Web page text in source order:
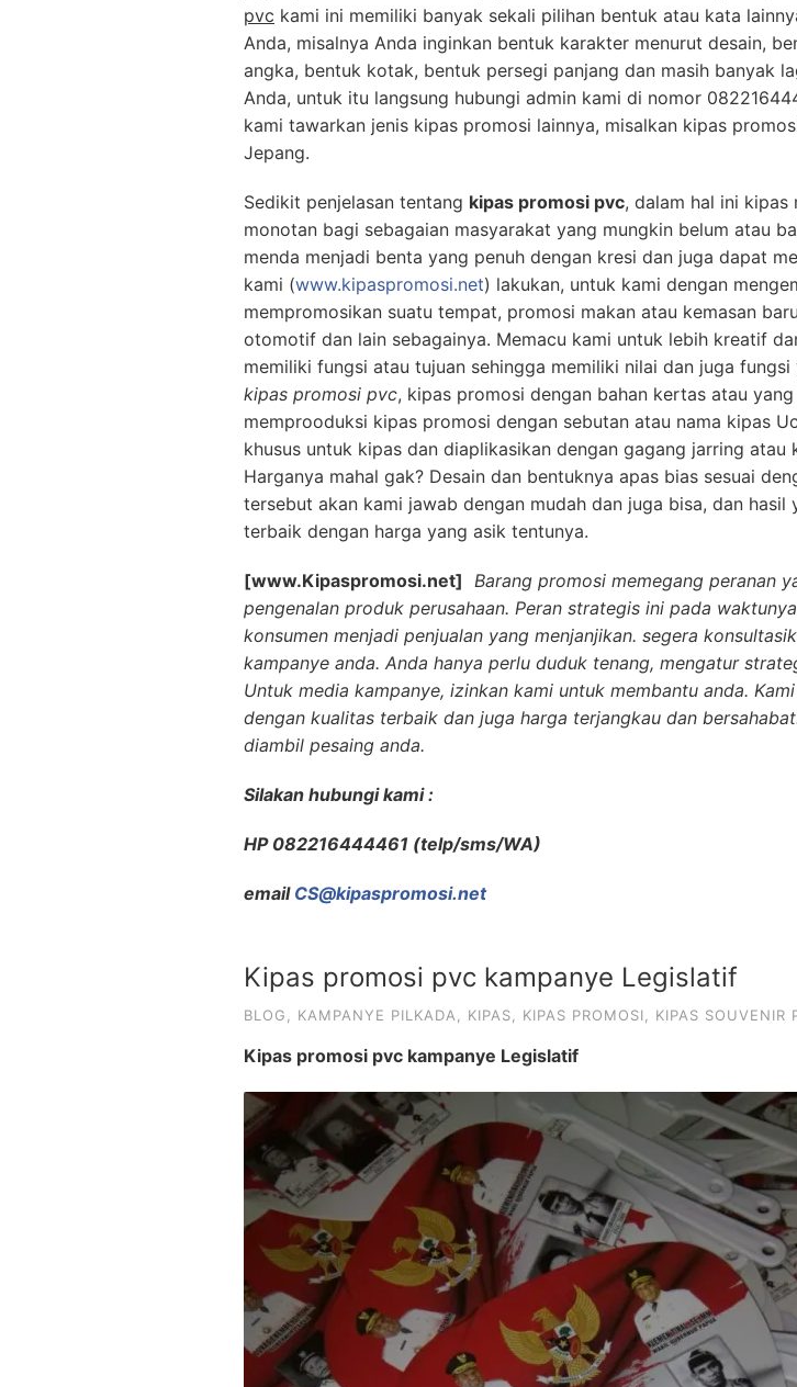
pvc kami ini memiliki banyak sekali pilihan bentuk atau kata
Anda, misalnya Anda inginkan bentuk karakter menurut desain,
angka, bentuk kotak, bentuk persegi panjang dan masih banyak
Anda, untuk itu langsung hubungi admin kami di nomor
kami tawarkan jenis kipas promosi lainnya, misalkan kipas
Jepang.
Sedikit penjelasan tentang kipas promosi pvc, dalam hal ini kipas
monotan bagi sebagaian masyarakat yang mungkin belum atau
menda menjadi benta yang penuh dengan kresi dan juga dapat
kami (www.kipaspromosi.net) lakukan, untuk kami dengan
mempromosikan suatu tempat, promosi makan atau kemasan
otomotif dan lain sebagainya. Memacu kami untuk lebih kreatif
memiliki fungsi atau tujuan sehingga memiliki nilai dan juga
kipas promosi pvc, kipas promosi dengan bahan kertas atau
memprooduksi kipas promosi dengan sebutan atau nama kipas
khusus untuk kipas dan diaplikasikan dengan gagang jarring
Harganya mahal gak? Desain dan bentuknya apas bias sesuai
tersebut akan kami jawab dengan mudah dan juga bisa, dan
terbaik dengan harga yang asik tentunya.
[www.Kipaspromosi.net]
Barang promosi memegang peranan
pengenalan produk perusahaan. Peran strategis ini pada
konsumen menjadi penjualan yang menjanjikan. segera
kampanye anda. Anda hanya perlu duduk tenang, mengatur
Untuk media kampanye, izinkan kami untuk membantu anda.
dengan kualitas terbaik dan juga harga terjangkau dan
diambil pesaing anda.
Silakan hubungi kami :
HP 082216444461 (telp/sms/WA)
email CS@kipaspromosi.net
Kipas promosi pvc kampanye Legislatif
BLOG KAMPANYE PILKADA KIPAS KIPAS PROMOSI KIPAS SOUVENIR
Kipas promosi pvc kampanye Legislatif